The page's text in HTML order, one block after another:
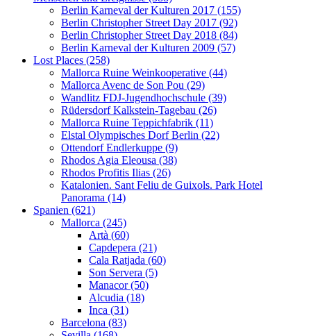
Berlin Karneval der Kulturen 2017 (155)
Berlin Christopher Street Day 2017 (92)
Berlin Christopher Street Day 2018 (84)
Berlin Karneval der Kulturen 2009 (57)
Lost Places (258)
Mallorca Ruine Weinkooperative (44)
Mallorca Avenc de Son Pou (29)
Wandlitz FDJ-Jugendhochschule (39)
Rüdersdorf Kalkstein-Tagebau (26)
Mallorca Ruine Teppichfabrik (11)
Elstal Olympisches Dorf Berlin (22)
Ottendorf Endlerkuppe (9)
Rhodos Agia Eleousa (38)
Rhodos Profitis Ilias (26)
Katalonien. Sant Feliu de Guixols. Park Hotel
Panorama (14)
Spanien (621)
Mallorca (245)
Artà (60)
Capdepera (21)
Cala Ratjada (60)
Son Servera (5)
Manacor (50)
Alcudia (18)
Inca (31)
Barcelona (83)